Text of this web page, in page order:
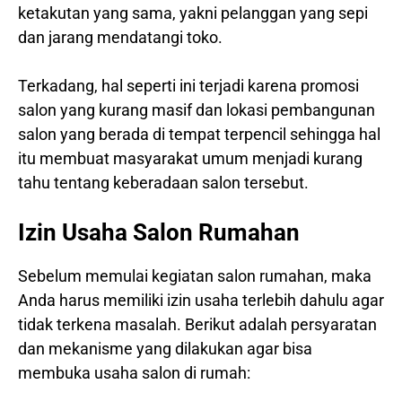
ketakutan yang sama, yakni pelanggan yang sepi
dan jarang mendatangi toko.
Terkadang, hal seperti ini terjadi karena promosi
salon yang kurang masif dan lokasi pembangunan
salon yang berada di tempat terpencil sehingga hal
itu membuat masyarakat umum menjadi kurang
tahu tentang keberadaan salon tersebut.
Izin Usaha Salon Rumahan
Sebelum memulai kegiatan salon rumahan, maka
Anda harus memiliki izin usaha terlebih dahulu agar
tidak terkena masalah. Berikut adalah persyaratan
dan mekanisme yang dilakukan agar bisa
membuka usaha salon di rumah: